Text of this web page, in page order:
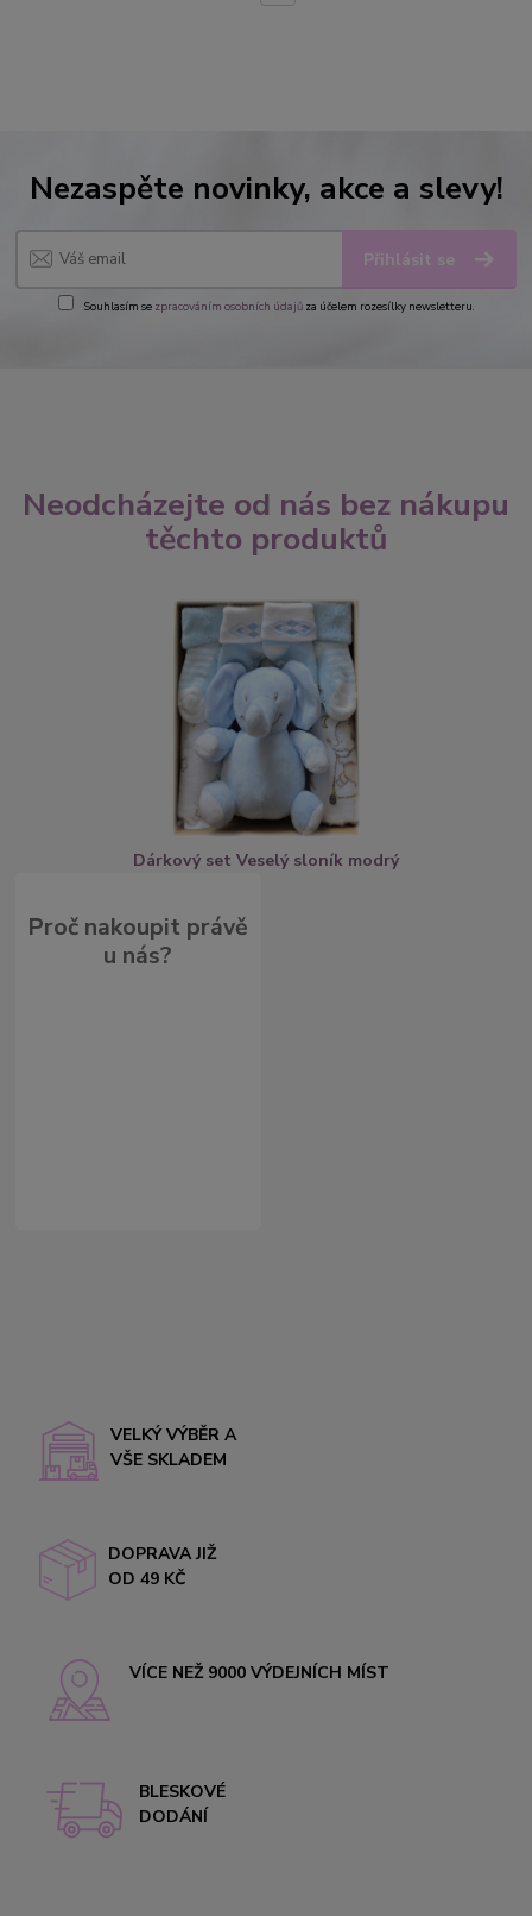
Nezaspěte novinky, akce a slevy!
Přihlásit se
Souhlasím se zpracováním osobních údajůza účelem rozesílky newsletteru.
Neodcházejte od nás bez nákupu
těchto produktů
Dárkový set Veselý sloník modrý
Proč nakoupit právě
u nás?
VELKÝ VÝBĚR A
VŠE SKLADEM
DOPRAVA JIŽ
OD 49 KČ
VÍCE NEŽ 9000 VÝDEJNÍCH MÍST
BLESKOVÉ
DODÁNÍ